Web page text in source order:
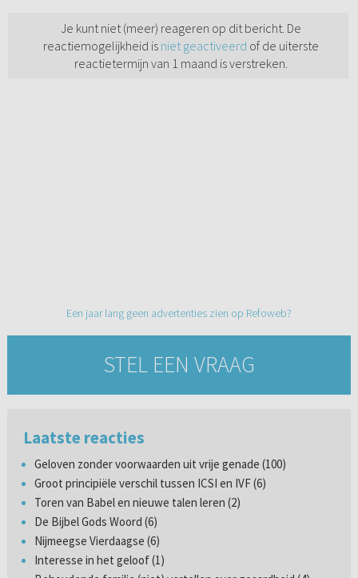
Je kunt niet (meer) reageren op dit bericht. De
reactiemogelijkheid is niet geactiveerd of de uiterste
reactietermijn van 1 maand is verstreken.
Een jaar lang geen advertenties zien op Refoweb?
STEL EEN VRAAG
Laatste reacties
Geloven zonder voorwaarden uit vrije genade (100)
Groot principiële verschil tussen ICSI en IVF (6)
Toren van Babel en nieuwe talen leren (2)
De Bijbel Gods Woord (6)
Nijmeegse Vierdaagse (6)
Interesse in het geloof (1)